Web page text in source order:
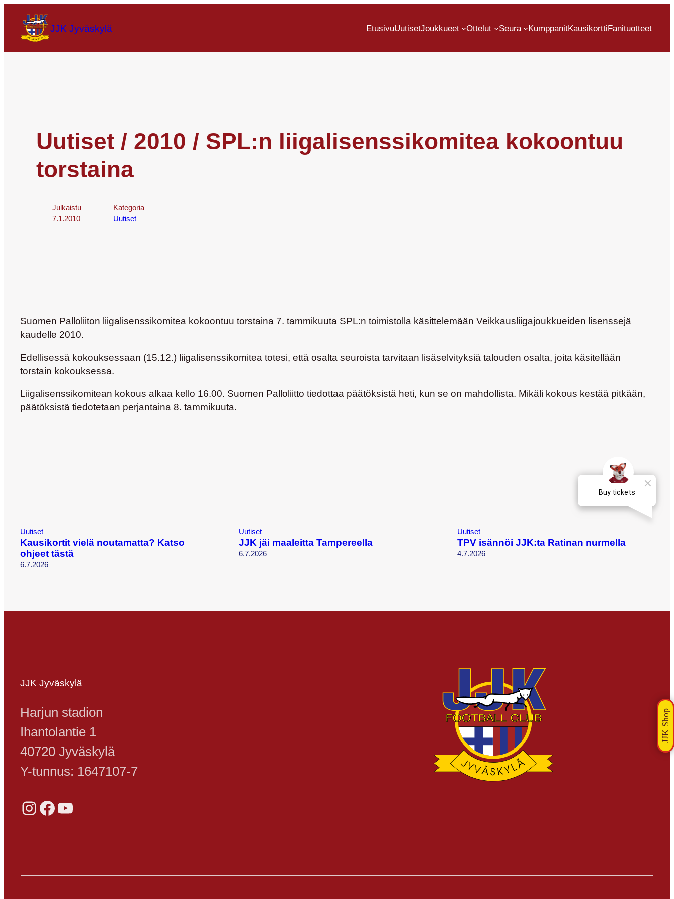
JJK Jyväskylä EtusivuUutisetJoukkueet Ottelut Seura KumppanitKausikorttiFanituotteet
Uutiset / 2010 / SPL:n liigalisenssikomitea kokoontuu
torstaina
Julkaistu
7.1.2010
Kategoria
Uutiset
Suomen Palloliiton liigalisenssikomitea kokoontuu torstaina 7. tammikuuta SPL:n toimistolla käsittelemään Veikkausliigajoukkueiden lisenssejä
kaudelle 2010.
Edellisessä kokouksessaan (15.12.) liigalisenssikomitea totesi, että osalta seuroista tarvitaan lisäselvityksiä talouden osalta, joita käsitellään
torstain kokouksessa.
Liigalisenssikomitean kokous alkaa kello 16.00. Suomen Palloliitto tiedottaa päätöksistä heti, kun se on mahdollista. Mikäli kokous kestää pitkään,
päätöksistä tiedotetaan perjantaina 8. tammikuuta.
Uutiset
Kausikortit vielä noutamatta? Katso
ohjeet tästä
6.7.2026
Uutiset
JJK jäi maaleitta Tampereella
6.7.2026
Uutiset
TPV isännöi JJK:ta Ratinan nurmella
4.7.2026
JJK Jyväskylä
Harjun stadion
Ihantolantie 1
40720 Jyväskylä
Y-tunnus: 1647107-7
Instagram Facebook YouTube